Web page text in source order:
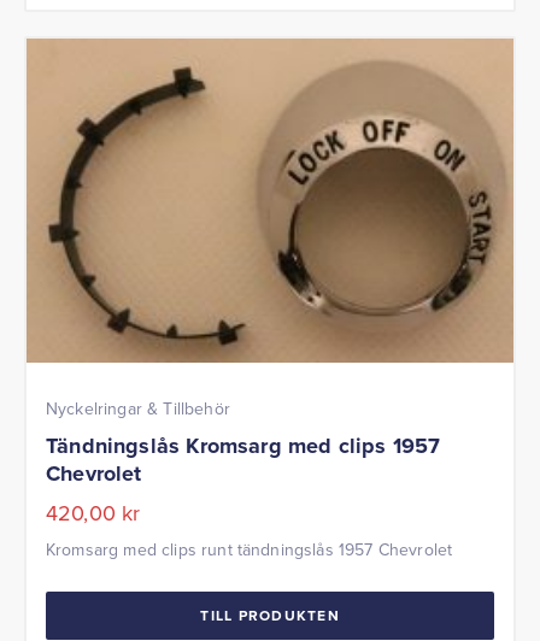
Nyckelringar & Tillbehör
Tändningslås Kromsarg med clips 1957
Chevrolet
420,00 kr
Kromsarg med clips runt tändningslås 1957 Chevrolet
TILL PRODUKTEN